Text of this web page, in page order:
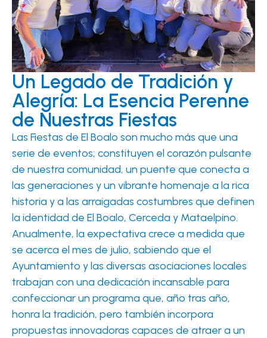
Un Legado de Tradición y
Alegría: La Esencia Perenne
de Nuestras Fiestas
Las Fiestas de El Boalo son mucho más que una
serie de eventos; constituyen el corazón pulsante
de nuestra comunidad, un puente que conecta a
las generaciones y un vibrante homenaje a la rica
historia y a las arraigadas costumbres que definen
la identidad de El Boalo, Cerceda y Mataelpino.
Anualmente, la expectativa crece a medida que
se acerca el mes de julio, sabiendo que el
Ayuntamiento y las diversas asociaciones locales
trabajan con una dedicación incansable para
confeccionar un programa que, año tras año,
honra la tradición, pero también incorpora
propuestas innovadoras capaces de atraer a un